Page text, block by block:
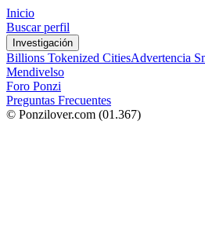
Inicio
Buscar perfil
Investigación
Billions Tokenized CitiesAdvertencia
Mendivelso
Foro Ponzi
Preguntas Frecuentes
© Ponzilover.com (01.367)